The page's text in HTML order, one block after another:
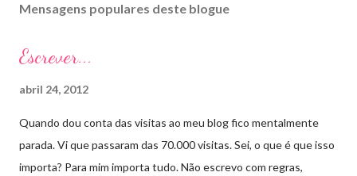
a
u
m
o
m
e
n
t
Mensagens populares deste blogue
Escrever...
abril 24, 2012
Quando dou conta das visitas ao meu blog fico mentalmente
parada. Vi que passaram das 70.000 visitas. Sei, o que é que isso
importa? Para mim importa tudo. Não escrevo com regras,